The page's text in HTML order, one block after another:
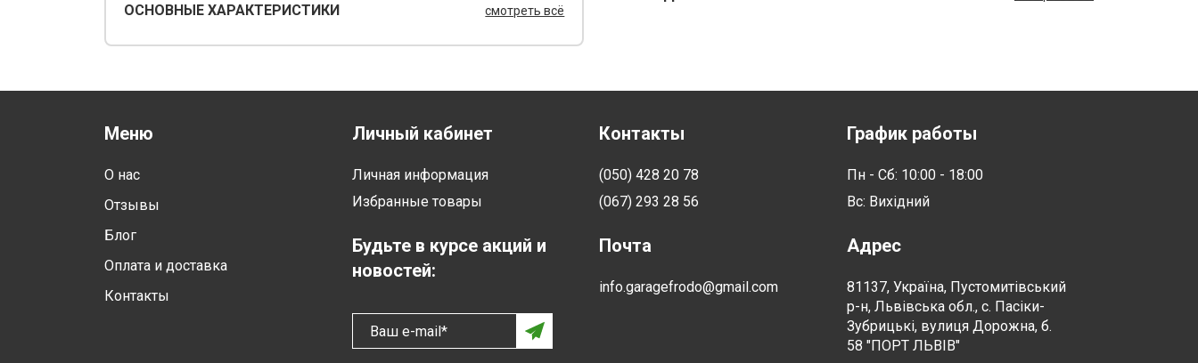
ОСНОВНЫЕ ХАРАКТЕРИСТИКИ смотреть всё
Меню
О нас
Отзывы
Блог
Оплата и доставка
Контакты
Личный кабинет
Личная информация
Избранные товары
Будьте в курсе акций и
новостей:
Ваш e-mail*
Контакты
(050) 428 20 78
(067) 293 28 56
Почта
info.garagefrodo@gmail.com
График работы
Пн - Сб: 10:00 - 18:00
Вс: Вихідний
Адрес
81137, Україна, Пустомитівський
р-н, Львівська обл., с. Пасіки-
Зубрицькі, вулиця Дорожна, б.
58 "ПОРТ ЛЬВІВ"